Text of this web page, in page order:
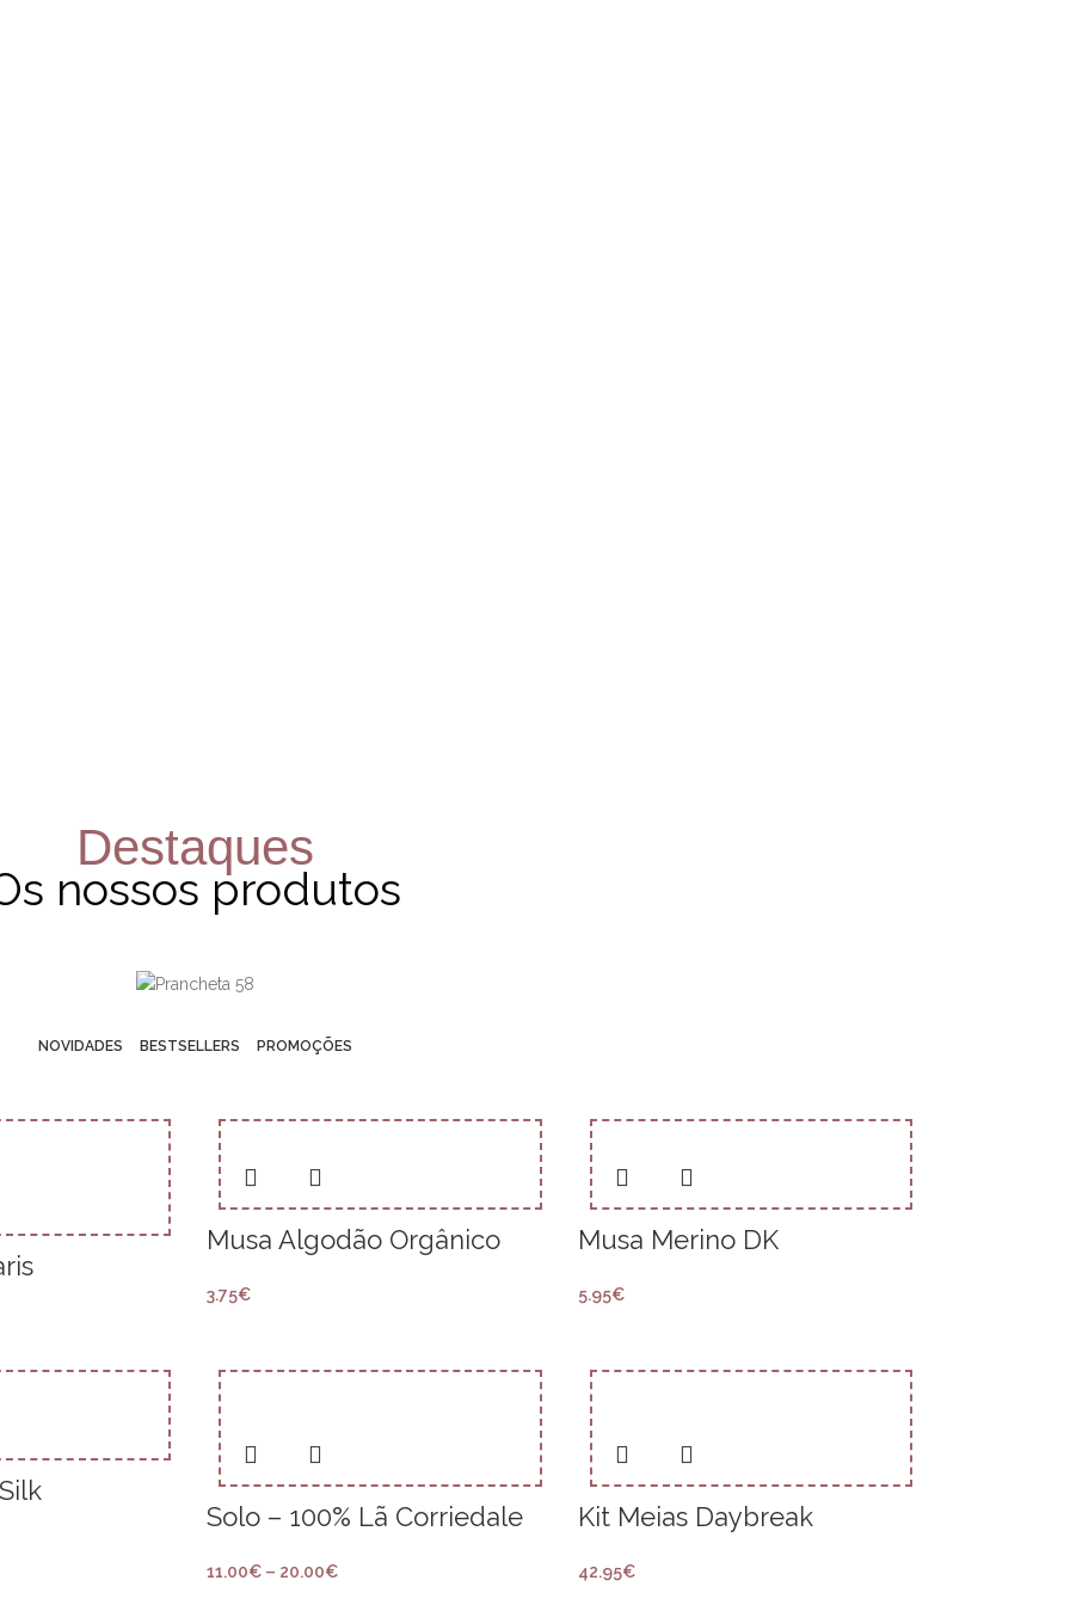
ver
produtos
Destaques
nossos produtos
NOVIDADES BESTSELLERS PROMOÇÕES
Musa Algodão Orgânico
3.75€
Musa Merino DK
5.95€
Solo – 100% Lã Corriedale
11.00€ – 20.00€
Kit Meias Daybreak
42.95€